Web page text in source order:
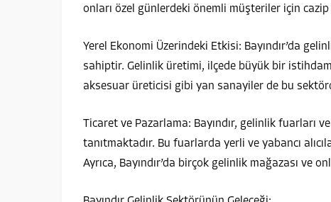
onları özel günlerdeki önemli müşteriler için cazip
Yerel Ekonomi Üzerindeki Etkisi: Bayındır’da
sahiptir. Gelinlik üretimi, ilçede büyük bir
aksesuar üreticisi gibi yan sanayiler de bu
Ticaret ve Pazarlama: Bayındır, gelinlik fuarları
tanıtmaktadır. Bu fuarlarda yerli ve yabancı
Ayrıca, Bayındır’da birçok gelinlik mağazası ve